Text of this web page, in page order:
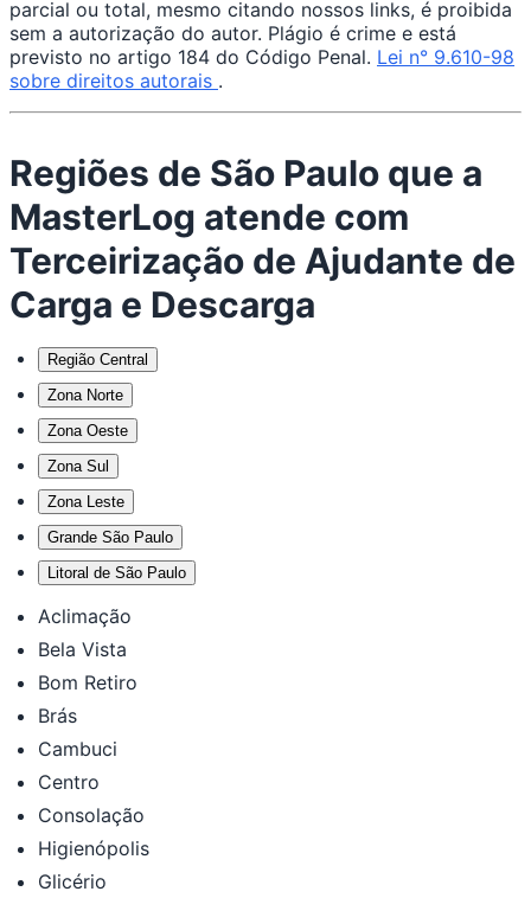
parcial ou total, mesmo citando nossos links, é proibida
sem a autorização do autor. Plágio é crime e está
previsto no artigo 184 do Código Penal. Lei n° 9.610-98
sobre direitos autorais .
Regiões de São Paulo que a
MasterLog atende com
Terceirização de Ajudante de
Carga e Descarga
Região Central
Zona Norte
Zona Oeste
Zona Sul
Zona Leste
Grande São Paulo
Litoral de São Paulo
Aclimação
Bela Vista
Bom Retiro
Brás
Cambuci
Centro
Consolação
Higienópolis
Glicério